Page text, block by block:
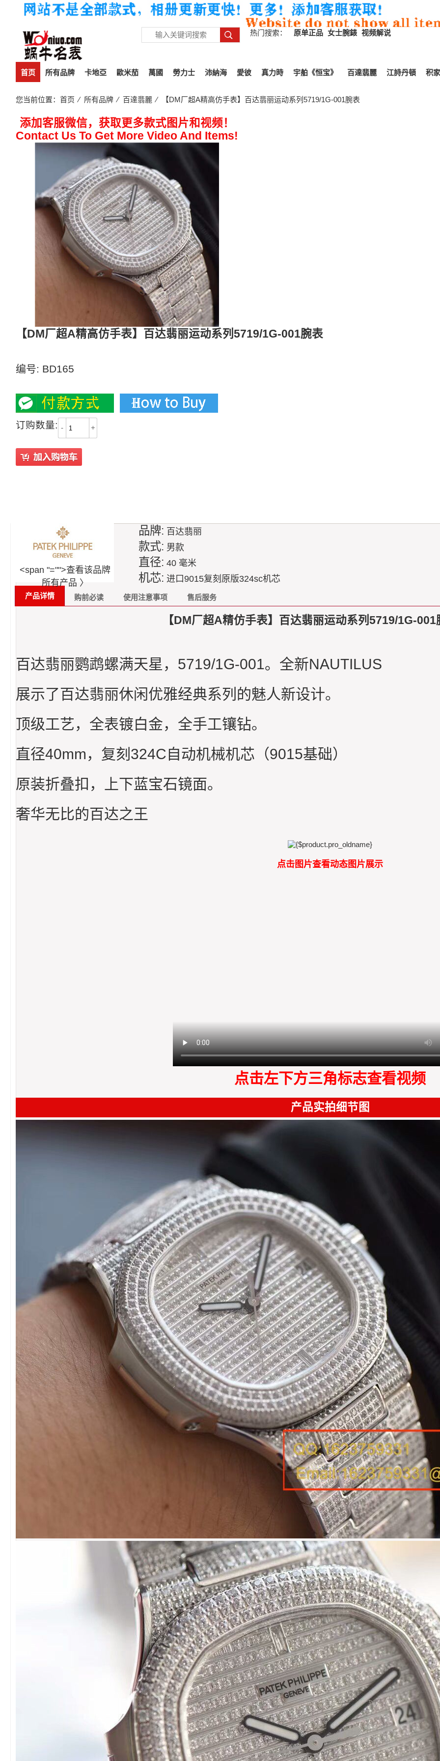
热门搜索： 原单正品 女士腕錶 视频解说
首页 所有品牌 卡地亞 歐米茄 萬國 勞力士 沛納海 愛彼 真力時 宇舶《恒宝》 百達翡麗 江詩丹頓 积家
您当前位置： 首页 ⁄ 所有品牌 ⁄ 百達翡麗 ⁄ 【DM厂超A精高仿手表】百达翡丽运动系列5719/1G-001腕表
添加客服微信，获取更多款式图片和视频！
Contact Us To Get More Video And Items!
【DM厂超A精高仿手表】百达翡丽运动系列5719/1G-001腕表
编号: BD165
订购数量: - +
<span "="">查看该品牌
所有产品 〉
品牌: 百达翡丽
款式: 男款
直径: 40 毫米
机芯: 进口9015复刻原版324sc机芯
产品详情 购前必读 使用注意事项 售后服务
【DM厂超A精仿手表】百达翡丽运动系列5719/1G-
百达翡丽鹦鹉螺满天星，5719/1G-001。全新NAUTILUS
展示了百达翡丽休闲优雅经典系列的魅人新设计。
顶级工艺，全表镀白金，全手工镶钻。
直径40mm，复刻324C自动机械机芯（9015基础）
原装折叠扣，上下蓝宝石镜面。
奢华无比的百达之王
点击图片查看动态图片展示
点击左下方三角标志查看视频
产品实拍细节图